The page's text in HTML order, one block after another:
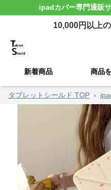
ipadカバー専門通販
10,000円以上
新着商品 商品
タブレットシールド TOP ›